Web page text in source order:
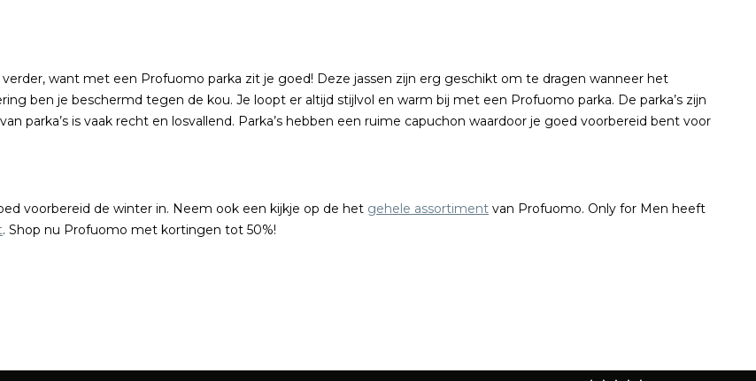
want met een Profuomo parka zit je goed! Deze jassen zijn erg geschikt om te dragen wanneer het
ben je beschermd tegen de kou. Je loopt er altijd stijlvol en warm bij met een Profuomo parka. De parka’s zijn
parka’s is vaak recht en losvallend. Parka’s hebben een ruime capuchon waardoor je goed voorbereid bent voor
voorbereid de winter in. Neem ook een kijkje op de het gehele assortiment van Profuomo. Only for Men heeft
. Shop nu Profuomo met kortingen tot 50%!